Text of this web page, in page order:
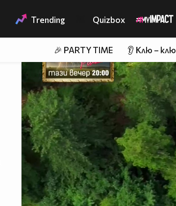
Trending Quizbox
🎉 PARTY TIME 👂 Клю – клю